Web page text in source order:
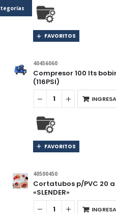
FAVORITOS
40456060
Compresor 100 lts
(116PSI)
FAVORITOS
40500450
Cortatubos p/PVC 20 a
«SLENDER»